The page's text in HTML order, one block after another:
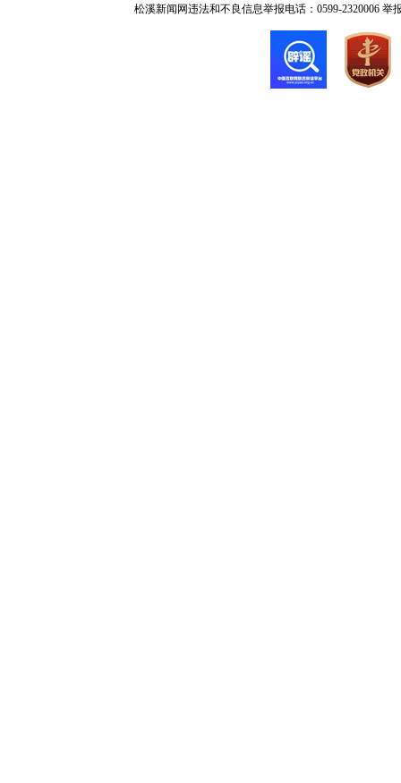
松溪新闻网违法和不良信息举报电话：0599-2320006 举